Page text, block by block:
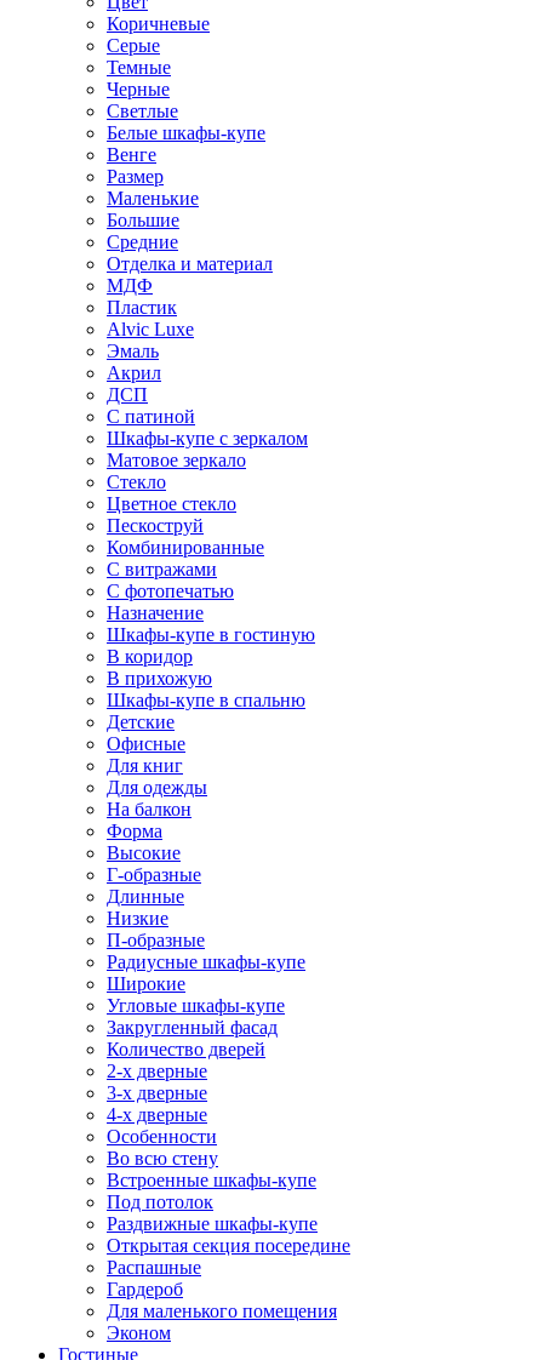
Коричневые
Серые
Темные
Черные
Светлые
Белые шкафы-купе
Венге
Размер
Маленькие
Большие
Средние
Отделка и материал
МДФ
Пластик
Alvic Luxe
Эмаль
Акрил
ДСП
С патиной
Шкафы-купе с зеркалом
Матовое зеркало
Стекло
Цветное стекло
Пескоструй
Комбинированные
С витражами
С фотопечатью
Назначение
Шкафы-купе в гостиную
В коридор
В прихожую
Шкафы-купе в спальню
Детские
Офисные
Для книг
Для одежды
На балкон
Форма
Высокие
Г-образные
Длинные
Низкие
П-образные
Радиусные шкафы-купе
Широкие
Угловые шкафы-купе
Закругленный фасад
Количество дверей
2-х дверные
3-х дверные
4-х дверные
Особенности
Во всю стену
Встроенные шкафы-купе
Под потолок
Раздвижные шкафы-купе
Открытая секция посередине
Распашные
Гардероб
Для маленького помещения
Эконом
Гостиные